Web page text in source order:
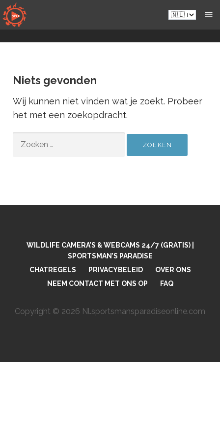
Naar
inhoud
gaan
Nl.sportsmansparadiseonline.com
Niets gevonden
Wij kunnen niet vinden wat je zoekt. Probeer
het met een zoekopdracht.
NAAR:
WILDLIFE CAMERA’S & WEBCAMS 24/7 (GRATIS) |
SPORTSMAN’S PARADISE
CHATREGELS
PRIVACYBELEID
OVER ONS
NEEM CONTACT MET ONS OP
FAQ
Copyright © 2026 Nl.sportsmansparadiseonline.com